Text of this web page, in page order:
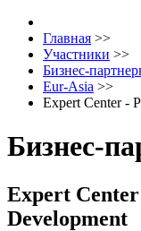
Главная >>
Участники >>
Бизнес-
Eur-Asia >>
Expert Center -
Бизнес-
Expert
Development